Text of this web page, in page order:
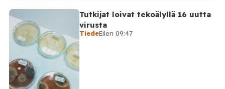
Tutkijat loivat tekoälyllä 16 uutta
virusta
TiedeEilen 09:47